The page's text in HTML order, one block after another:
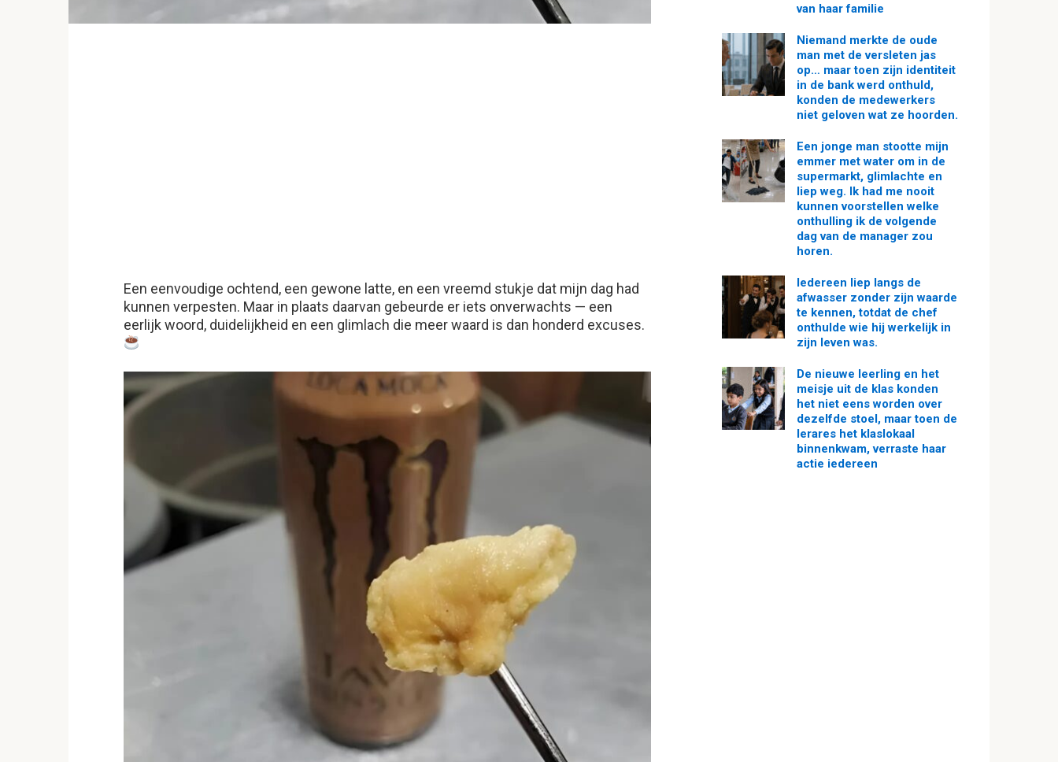
Een eenvoudige ochtend, een gewone latte, en een vreemd stukje dat mijn dag had
kunnen verpesten. Maar in plaats daarvan gebeurde er iets onverwachts — een
eerlijk woord, duidelijkheid en een glimlach die meer waard is dan honderd excuses.
van haar familie
Niemand merkte de oude
man met de versleten jas
op… maar toen zijn identiteit
in de bank werd onthuld,
konden de medewerkers
niet geloven wat ze hoorden.
Een jonge man stootte mijn
emmer met water om in de
supermarkt, glimlachte en
liep weg. Ik had me nooit
kunnen voorstellen welke
onthulling ik de volgende
dag van de manager zou
horen.
Iedereen liep langs de
afwasser zonder zijn waarde
te kennen, totdat de chef
onthulde wie hij werkelijk in
zijn leven was.
De nieuwe leerling en het
meisje uit de klas konden
het niet eens worden over
dezelfde stoel, maar toen de
lerares het klaslokaal
binnenkwam, verraste haar
actie iedereen